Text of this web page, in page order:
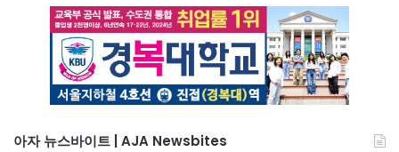
아자 뉴스바이트 | AJA Newsbites